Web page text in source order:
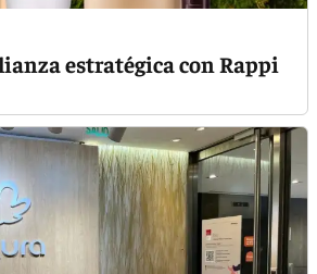
estratégica con Rappi